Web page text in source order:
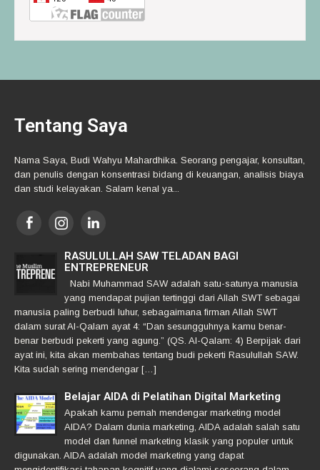
Tentang Saya
Nama Saya, Budi Wahyu Mahardhika. Seorang pengajar, konsultan,
dan penulis dengan konsentrasi bidang di keuangan, analisis biaya
dan studi kelayakan. Salam kenal ya...
RASULULLAH SAW TELADAN BAGI
ENTREPRENEUR
Nabi Muhammad SAW adalah satu-satunya manusia
yang mendapat pujian tertinggi dari Allah SWT sebagai
manusia paling berbudi luhur, sebagaimana firman Allah SWT
dalam surat Al-Qalam ayat 4: “Dan sesungguhnya kamu benar-
benar berbudi pekerti yang agung.” (QS. Al-Qalam: 4) Berpijak dari
ayat ini, kita akan membahas tentang budi pekerti Rasulullah SAW.
Kita sudah sering mendengar […]
Belajar AIDA di Pelatihan Digital Marketing
Apakah kamu pernah mendengar marketing model
AIDA? Dalam dunia marketing, AIDA adalah salah satu
model dan funnel marketing klasik yang populer untuk
digunakan. AIDA adalah model marketing yang dapat